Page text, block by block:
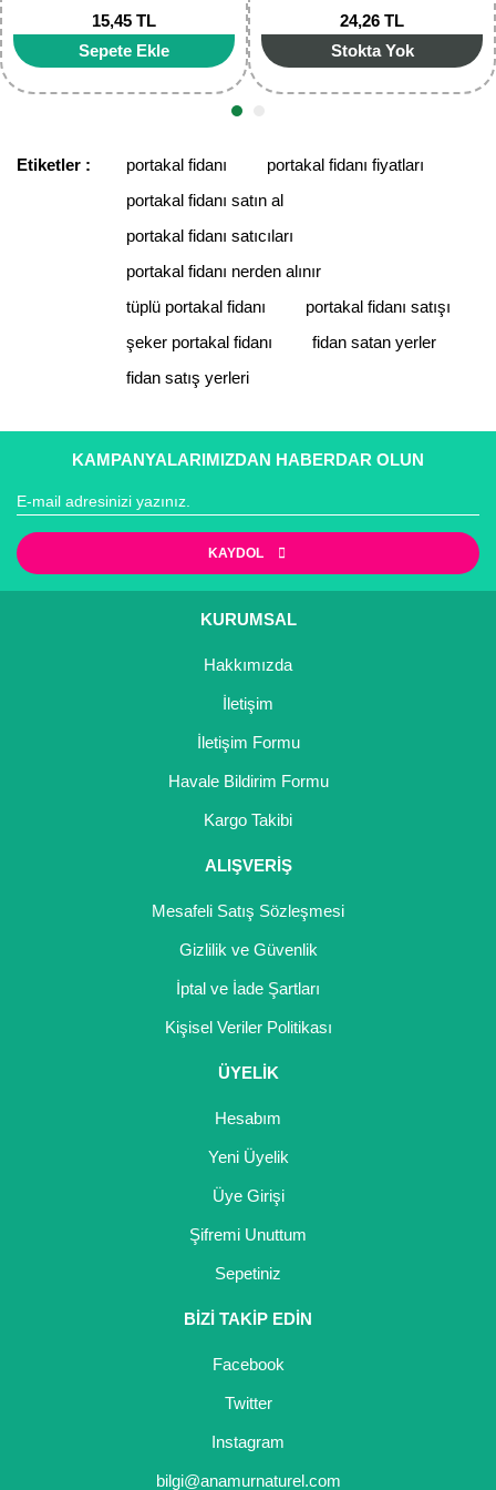
Gönder
15,45 TL
Sepete Ekle
24,26 TL
Stokta Yok
Etiketler : portakal fidanı
portakal fidanı fiyatları
portakal fidanı satın al
portakal fidanı satıcıları
portakal fidanı nerden alınır
tüplü portakal fidanı
portakal fidanı satışı
şeker portakal fidanı
fidan satan yerler
fidan satış yerleri
KAMPANYALARIMIZDAN HABERDAR OLUN
KAYDOL
KURUMSAL
Hakkımızda
İletişim
İletişim Formu
Havale Bildirim Formu
Kargo Takibi
ALIŞVERİŞ
Mesafeli Satış Sözleşmesi
Gizlilik ve Güvenlik
İptal ve İade Şartları
Kişisel Veriler Politikası
ÜYELİK
Hesabım
Yeni Üyelik
Üye Girişi
Şifremi Unuttum
Sepetiniz
BİZİ TAKİP EDİN
Facebook
Twitter
Instagram
bilgi@anamurnaturel.com